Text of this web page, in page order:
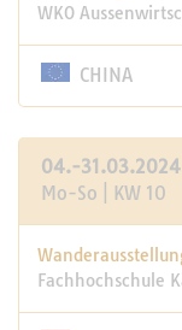
WKO
CHINA
04.-31.03.2024
Mo-So | KW 10
Fachhochschule